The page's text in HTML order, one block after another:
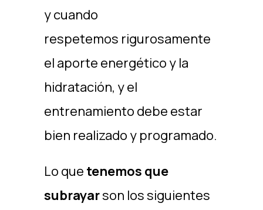
y cuando
respetemos rigurosamente
el aporte energético y la
hidratación, y el
entrenamiento debe estar
bien realizado y programado.
Lo que tenemos que
subrayarson los siguientes